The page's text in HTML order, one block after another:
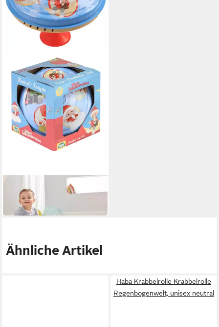
Brummkreisel Brummkreisel
19 cm Sandmännchen
25,99 €
in 4-5 Werktagen bei dir
Ähnliche Artikel
Haba Krabbelrolle Krabbelrolle
Regenbogenwelt, unisex neutral